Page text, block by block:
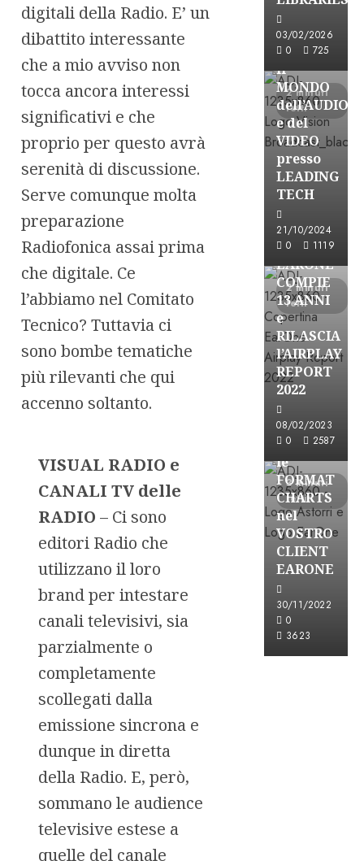
digitali della Radio. E’ un
dibattito interessante
che a mio avviso non
tocca ancora interessi
significativi e che
proprio per questo avrà
serenità di discussione.
Serve comunque molta
preparazione
Radiofonica assai prima
che digitale. Ce
l’abbiamo nel Comitato
Tecnico? Tuttavia ci
sono bombe tematiche
più rilevanti che qui
accenno soltanto.
VISUAL RADIO e
CANALI TV delle
RADIO – Ci sono
editori Radio che
utilizzano il loro
brand per intestare
canali televisivi, sia
parzialmente o
completamente
scollegati dalla
emissione sincrona e
dunque in diretta
della Radio. E, però,
sommano le audience
televisive estese a
quelle del canale
03/02/2026
0
725
2 minuti
letti
VISION
BROADCAST,
ESPLORARE
il
MONDO
dell’AUDIO
e del
VIDEO
presso
LEADING
TECH
21/10/2024
0
1119
2 minuti
letti
Partnership
EARONE
COMPIE
13 ANNI
e
RILASCIA
l’AIRPLAY
REPORT
2022
08/02/2023
0
2587
3 minuti
letti
Partnership
le
FORMAT
CHARTS
nel
VOSTRO
CLIENT
EARONE
30/11/2022
0
3623